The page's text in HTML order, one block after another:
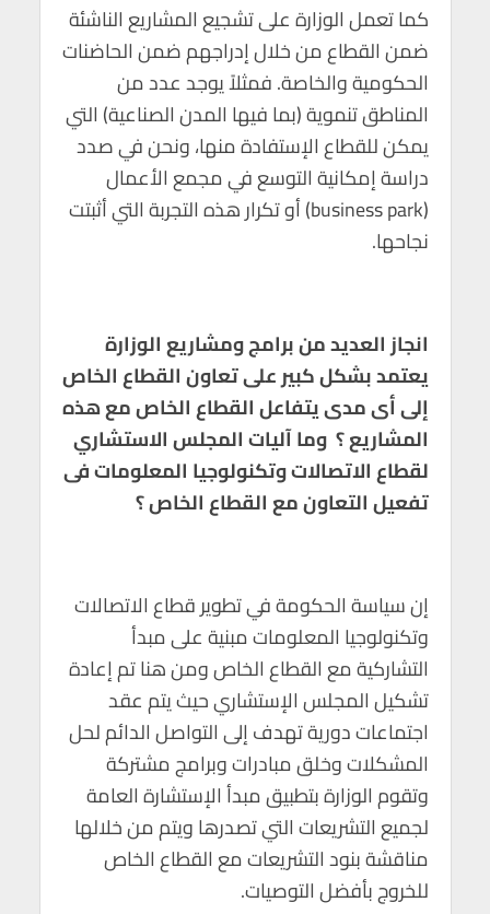
كما تعمل الوزارة على تشجيع المشاريع الناشئة
ضمن القطاع من خلال إدراجهم ضمن الحاضنات
الحكومية والخاصة. فمثلاً يوجد عدد من
المناطق تنموية (بما فيها المدن الصناعية) التي
يمكن للقطاع الإستفادة منها، ونحن في صدد
دراسة إمكانية التوسع في مجمع الأعمال
(business park) أو تكرار هذه التجربة التي أثبتت
نجاحها.
انجاز العديد من برامج ومشاريع الوزارة
يعتمد بشكل كبير على تعاون القطاع الخاص
إلى أى مدى يتفاعل القطاع الخاص مع هذه
المشاريع ؟ وما آليات المجلس الاستشاري
لقطاع الاتصالات وتكنولوجيا المعلومات فى
تفعيل التعاون مع القطاع الخاص ؟
إن سياسة الحكومة في تطوير قطاع الاتصالات
وتكنولوجيا المعلومات مبنية على مبدأ
التشاركية مع القطاع الخاص ومن هنا تم إعادة
تشكيل المجلس الإستشاري حيث يتم عقد
اجتماعات دورية تهدف إلى التواصل الدائم لحل
المشكلات وخلق مبادرات وبرامج مشتركة
وتقوم الوزارة بتطبيق مبدأ الإستشارة العامة
لجميع التشريعات التي تصدرها ويتم من خلالها
مناقشة بنود التشريعات مع القطاع الخاص
للخروج بأفضل التوصيات.